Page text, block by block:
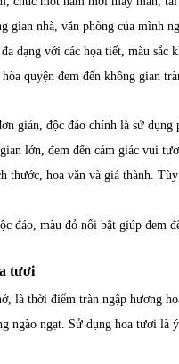
gian nhà, văn phòng của mình
dạng với các họa tiết, màu sắc
quyện đem đến không gian
giản, độc đáo chính là sử
lớn, đem đến cảm giác vui
thước, hoa văn và giá thành.
đáo, màu đỏ nổi bật giúp
tươi
là thời điểm tràn ngập hương
ngào ngạt. Sử dụng hoa tươi